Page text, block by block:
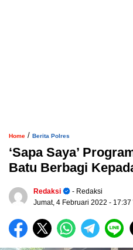
Home / Berita Polres
‘Sapa Saya’
Batu Berbagi
Redaksi
- Redaksi
Jumat, 4 Februari 2022 - 17:37